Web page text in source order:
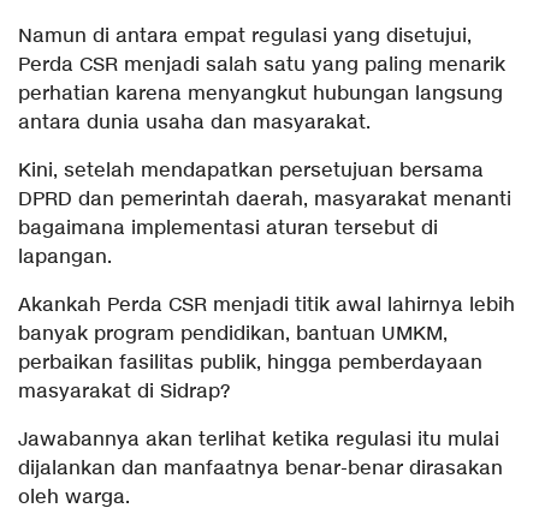
Namun di antara empat regulasi yang disetujui,
Perda CSR menjadi salah satu yang paling menarik
perhatian karena menyangkut hubungan langsung
antara dunia usaha dan masyarakat.
Kini, setelah mendapatkan persetujuan bersama
DPRD dan pemerintah daerah, masyarakat menanti
bagaimana implementasi aturan tersebut di
lapangan.
Akankah Perda CSR menjadi titik awal lahirnya lebih
banyak program pendidikan, bantuan UMKM,
perbaikan fasilitas publik, hingga pemberdayaan
masyarakat di Sidrap?
Jawabannya akan terlihat ketika regulasi itu mulai
dijalankan dan manfaatnya benar-benar dirasakan
oleh warga.